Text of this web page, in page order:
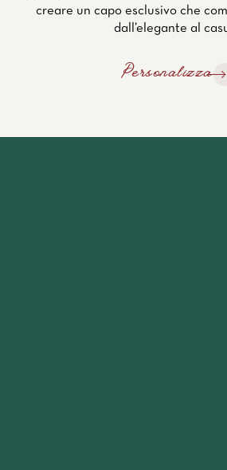
creare un capo esclusivo che
dall’elegante al
Personalizza